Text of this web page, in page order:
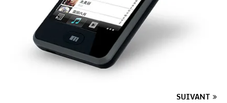
SUIVANT